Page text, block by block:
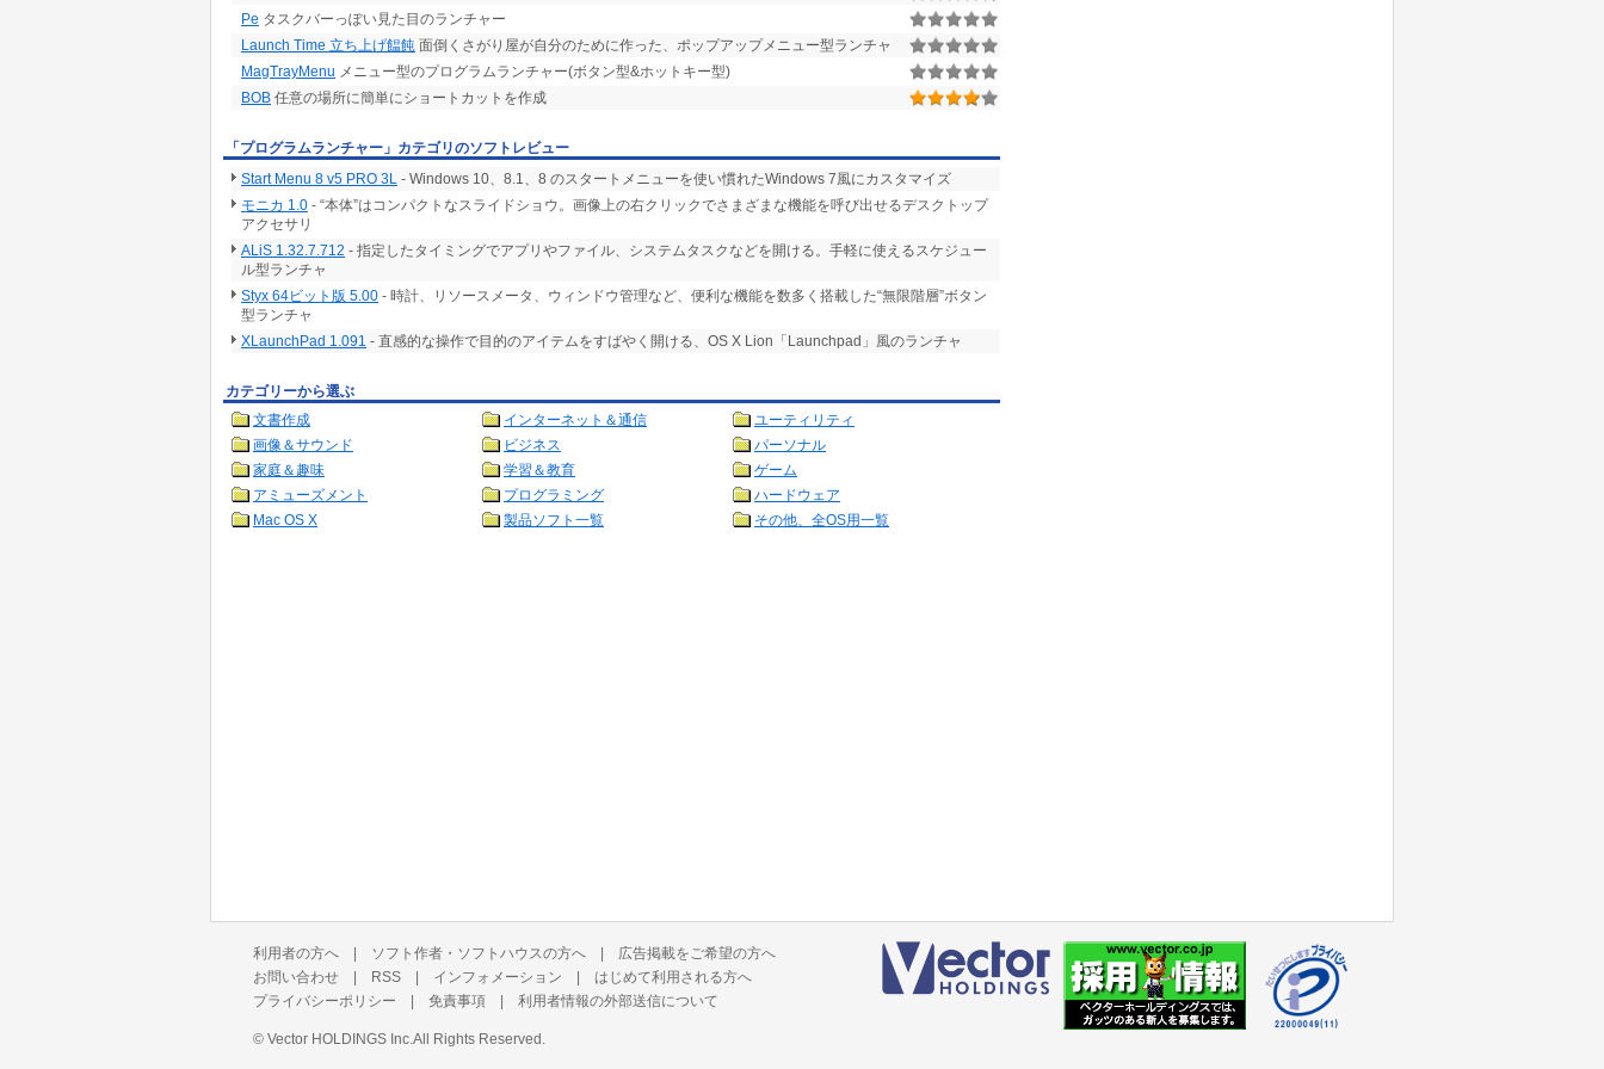
Pe タスクバーっぽい見た目のランチャー
Launch Time 立ち上げ饂飩 面倒くさがり屋が自分のために作った、ポップアップメニュー型ランチャ
MagTrayMenu メニュー型のプログラムランチャー(ボタン型&ホットキー型)
BOB 任意の場所に簡単にショートカットを作成
「プログラムランチャー」カテゴリのソフトレビュー
Start Menu 8 v5 PRO 3L - Windows 10、8.1、8 のスタートメニューを使い慣れたWindows 7風にカスタマイズ
モニカ 1.0 - “本体”はコンパクトなスライドショウ。画像上の右クリックでさまざまな機能を呼び出せるデスクトップ
アクセサリ
ALiS 1.32.7.712 - 指定したタイミングでアプリやファイル、システムタスクなどを開ける。手軽に使えるスケジュー
ル型ランチャ
Styx 64ビット版 5.00 - 時計、リソースメータ、ウィンドウ管理など、便利な機能を数多く搭載した“無限階層”ボタン
型ランチャ
XLaunchPad 1.091 - 直感的な操作で目的のアイテムをすばやく開ける、OS X Lion「Launchpad」風のランチャ
カテゴリーから選ぶ
文書作成
インターネット＆通信
ユーティリティ
画像＆サウンド
ビジネス
パーソナル
家庭＆趣味
学習＆教育
ゲーム
アミューズメント
プログラミング
ハードウェア
Mac OS X
製品ソフト一覧 その他、全OS用一覧
利用者の方へ | ソフト作者・ソフトハウスの方へ | 広告掲載をご希望の方へ
お問い合わせ | RSS | インフォメーション | はじめて利用される方へ
プライバシーポリシー | 免責事項 | 利用者情報の外部送信について
© Vector HOLDINGS Inc. All Rights Reserved.